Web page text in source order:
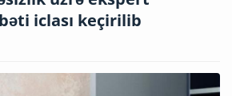
iclası keçirilib